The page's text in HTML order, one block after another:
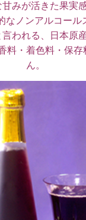
みが活きた果実
なノンアルコール
われる、日本原
料・着色料・保
ん。